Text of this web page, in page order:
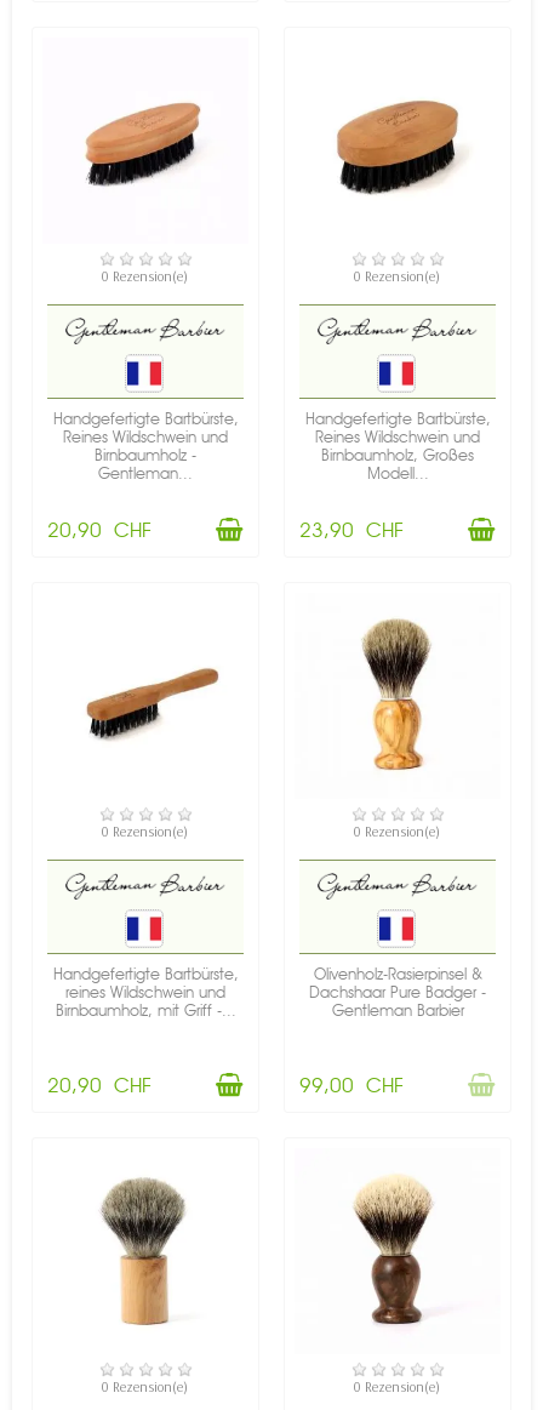
VERFÜGBAR
0 Rezension(e)
Handgefertigte Bartbürste,
Reines Wildschwein und
Birnbaumholz -
Gentleman...
20,90 CHF
VERFÜGBAR
0 Rezension(e)
Handgefertigte Bartbürste,
Reines Wildschwein und
Birnbaumholz, Großes
Modell...
23,90 CHF
VERFÜGBAR
0 Rezension(e)
Handgefertigte Bartbürste,
reines Wildschwein und
Birnbaumholz, mit Griff -...
20,90 CHF
NICHT AUF LAGER
0 Rezension(e)
Olivenholz-Rasierpinsel &
Dachshaar Pure Badger -
Gentleman Barbier
99,00 CHF
VERFÜGBAR
0 Rezension(e)
VERFÜGBAR
0 Rezension(e)